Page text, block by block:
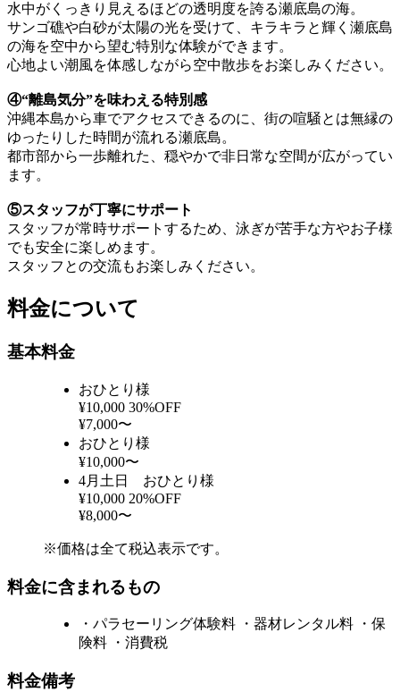
水中がくっきり見えるほどの透明度を誇る瀬底島の海。
サンゴ礁や白砂が太陽の光を受けて、キラキラと輝く瀬底島
の海を空中から望む特別な体験ができます。
心地よい潮風を体感しながら空中散歩をお楽しみください。
④“離島気分”を味わえる特別感
沖縄本島から車でアクセスできるのに、街の喧騒とは無縁の
ゆったりした時間が流れる瀬底島。
都市部から一歩離れた、穏やかで非日常な空間が広がってい
ます。
⑤スタッフが丁寧にサポート
スタッフが常時サポートするため、泳ぎが苦手な方やお子様
でも安全に楽しめます。
スタッフとの交流もお楽しみください。
料金について
基本料金
おひとり様
¥10,000 30%OFF
¥7,000〜
おひとり様
¥10,000〜
4月土日 おひとり様
¥10,000 20%OFF
¥8,000〜
※価格は全て税込表示です。
料金に含まれるもの
・パラセーリング体験料 ・器材レンタル料 ・保
険料 ・消費税
料金備考